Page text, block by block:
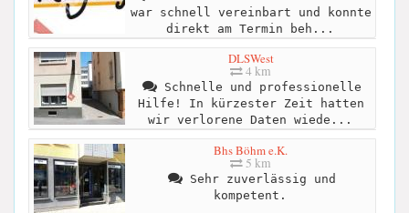
war schnell vereinbart und konnte
direkt am Termin beh...
DLSWest
4 km
Schnelle und professionelle
Hilfe! In kürzester Zeit hatten
wir verlorene Daten wiede...
Bhs Böhm e.K.
5 km
Sehr zuverlässig und
kompetent.